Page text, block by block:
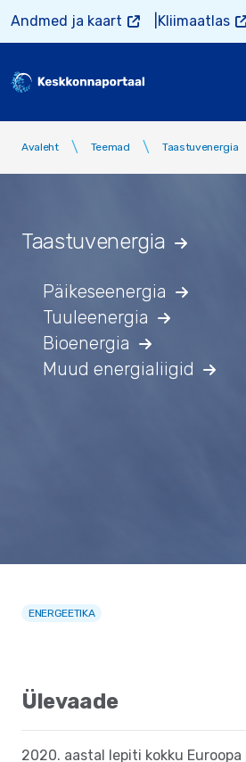
Liigu edasi põhisisu juurde
Andmed ja kaart Kliimaatlas
Avaleht Teemad Taastuvenergia
Taastuvenergia
Päikeseenergia
Tuuleenergia
Bioenergia
Muud energialiigid
ENERGEETIKA
Ülevaade
2020. aastal lepiti kokku Euroopa